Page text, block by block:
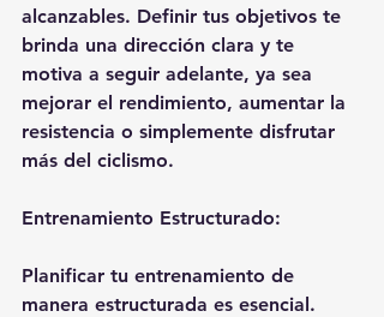
alcanzables. Definir tus objetivos te
brinda una dirección clara y te
motiva a seguir adelante, ya sea
mejorar el rendimiento, aumentar la
resistencia o simplemente disfrutar
más del ciclismo.
Entrenamiento Estructurado:
Planificar tu entrenamiento de
manera estructurada es esencial.